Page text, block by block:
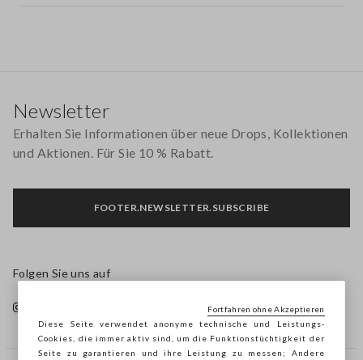
Newsletter
Erhalten Sie Informationen über neue Drops, Kollektionen
und Aktionen. Für Sie 10 % Rabatt.
FOOTER.NEWSLETTER.SUBSCRIBE
Folgen Sie uns auf
Diese Seite verwendet anonyme technische und Leistungs-
Cookies, die immer aktiv sind, um die Funktionstüchtigkeit der
Seite zu garantieren und ihre Leistung zu messen; Andere
Fortfahren ohne Akzeptieren